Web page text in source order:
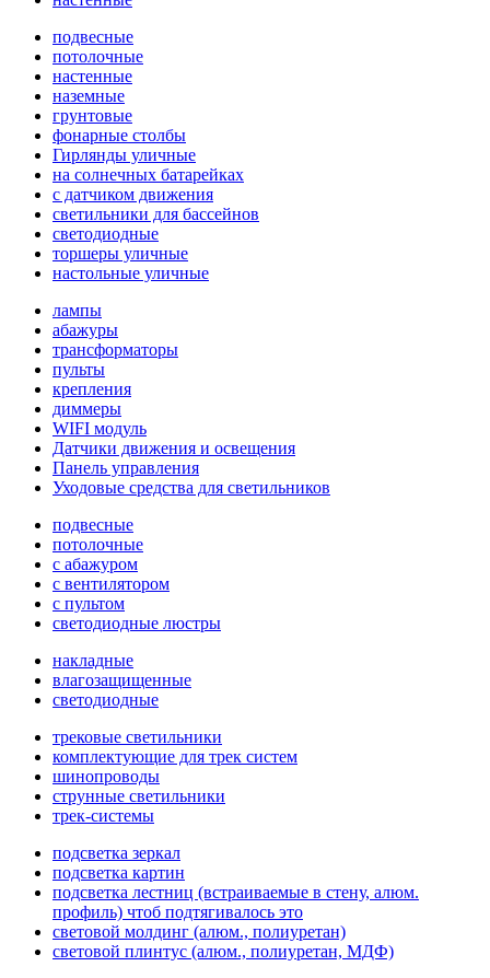
подвесные
потолочные
настенные
наземные
грунтовые
фонарные столбы
Гирлянды уличные
на солнечных батарейках
с датчиком движения
светильники для бассейнов
светодиодные
торшеры уличные
настольные уличные
лампы
абажуры
трансформаторы
пульты
крепления
диммеры
WIFI модуль
Датчики движения и освещения
Панель управления
Уходовые средства для светильников
подвесные
потолочные
с абажуром
с вентилятором
с пультом
светодиодные люстры
накладные
влагозащищенные
светодиодные
трековые светильники
комплектующие для трек систем
шинопроводы
струнные светильники
трек-системы
подсветка зеркал
подсветка картин
подсветка лестниц (встраиваемые в стену, алюм.
профиль) чтоб подтягивалось это
световой молдинг (алюм., полиуретан)
световой плинтус (алюм., полиуретан, МДФ)